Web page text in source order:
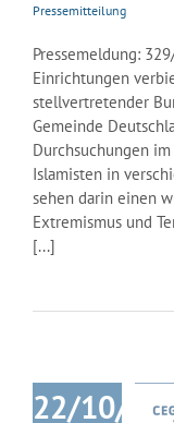
Pressemitteilung
Pressemeldung:
Einrichtungen
stellvertretender
Gemeinde
Durchsuchungen
Islamisten in
sehen darin einen
Extremismus und
[...]
22/10/
an